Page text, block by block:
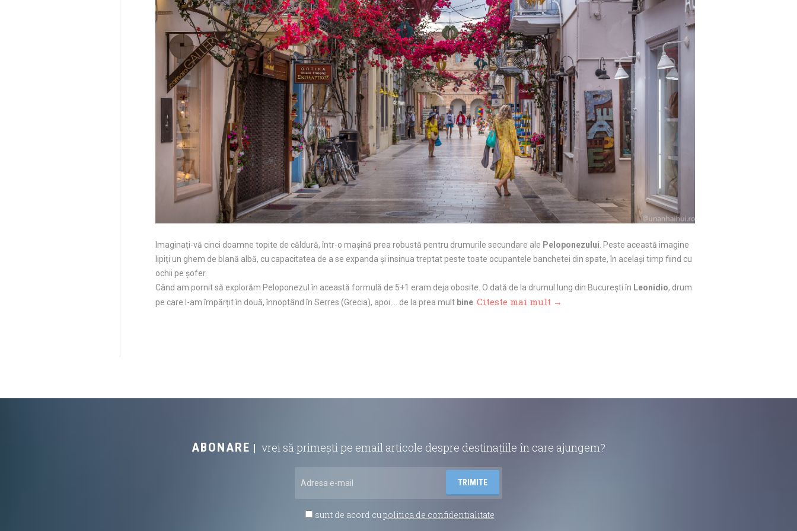
Imaginați-vă cinci doamne topite de căldură, într-o mașină prea robustă pentru drumurile secundare ale Peloponezului . Peste această imagine
lipiți un ghem de blană albă, cu capacitatea de a se expanda și insinua treptat peste toate ocupantele banchetei din spate, în același timp fiind cu
ochii pe șofer.
Când am pornit să explorăm Peloponezul în această formulă de 5+1 eram deja obosite. O dată de la drumul lung din București în Leonidio, drum
pe care l-am împărțit în două, înnoptând în Serres (Grecia), apoi … de la prea mult bine Citeste mai mult →
ABONARE vrei să primești pe email articole despre destinațiile în care ajungem?
sunt de acord cu politica de confidentialitate